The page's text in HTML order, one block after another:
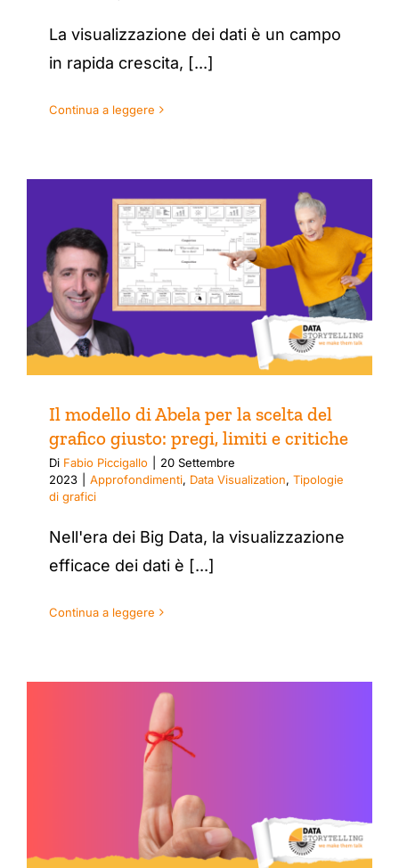
La visualizzazione dei dati è un campo
in rapida crescita, [...]
Continua a leggere
Il modello di Abela per la scelta del
grafico giusto: pregi, limiti e critiche
Di Fabio Piccigallo
20 Settembre
2023
Approfondimenti, Data Visualization, Tipologie
di grafici
Nell'era dei Big Data, la visualizzazione
efficace dei dati è [...]
Continua a leggere